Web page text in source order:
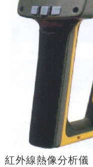
紅外線熱像分析儀